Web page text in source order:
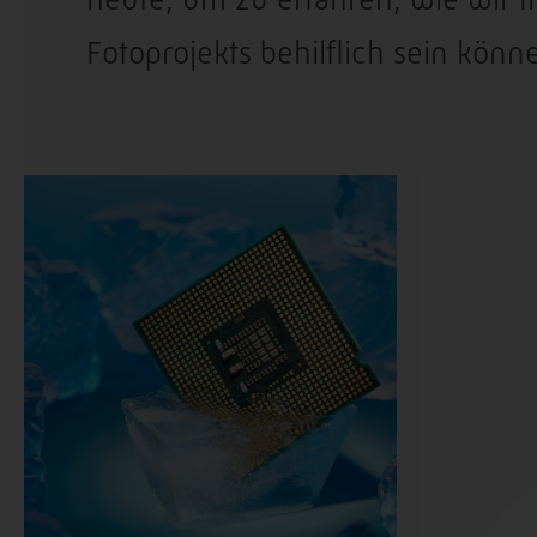
Fotoprojekts behilflich sein